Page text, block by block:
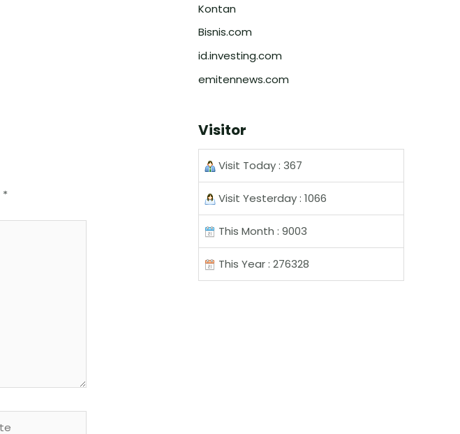
*
Kontan
Bisnis.com
id.investing.com
emitennews.com
Visitor
Visit Today : 367
Visit Yesterday : 1066
This Month : 9003
This Year : 276328